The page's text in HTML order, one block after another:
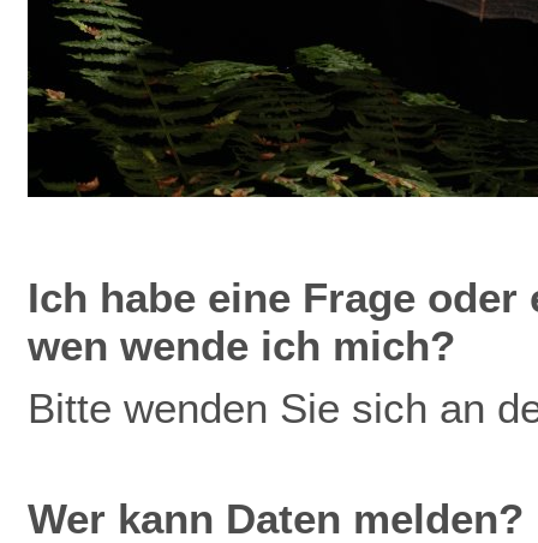
Ich habe eine Frage
wen wende ich mich?
Bitte wenden Sie sich an
Wer kann Daten melden?